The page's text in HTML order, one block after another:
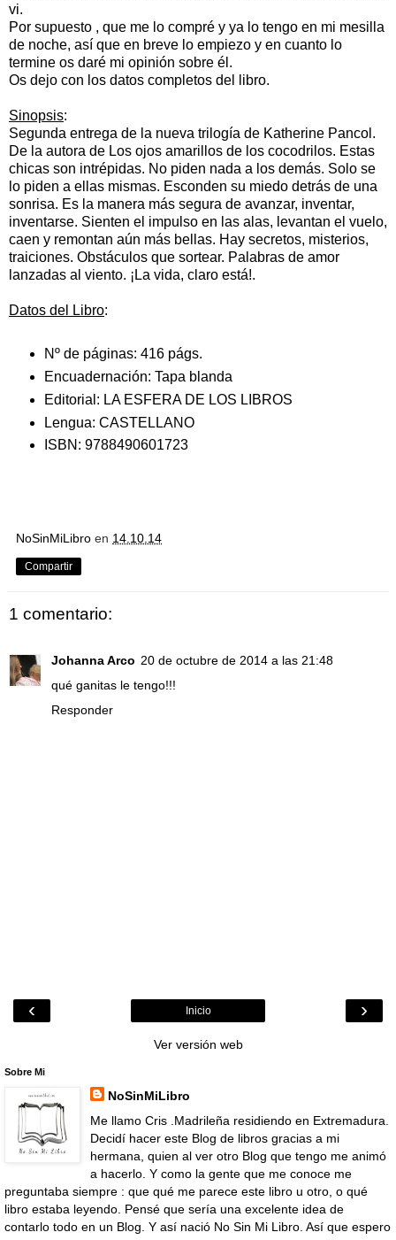
vi.
Por supuesto , que me lo compré y ya lo tengo en mi mesilla
de noche, así que en breve lo empiezo y en cuanto lo
termine os daré mi opinión sobre él.
Os dejo con los datos completos del libro.
Sinopsis:
Segunda entrega de la nueva trilogía de Katherine Pancol.
De la autora de Los ojos amarillos de los cocodrilos. Estas
chicas son intrépidas. No piden nada a los demás. Solo se
lo piden a ellas mismas. Esconden su miedo detrás de una
sonrisa. Es la manera más segura de avanzar, inventar,
inventarse. Sienten el impulso en las alas, levantan el vuelo,
caen y remontan aún más bellas. Hay secretos, misterios,
traiciones. Obstáculos que sortear. Palabras de amor
lanzadas al viento. ¡La vida, claro está!.
Datos del Libro:
Nº de páginas: 416 págs.
Encuadernación: Tapa blanda
Editorial: LA ESFERA DE LOS LIBROS
Lengua: CASTELLANO
ISBN: 9788490601723
NoSinMiLibro en 14.10.14
Compartir
1 comentario:
Johanna Arco 20 de octubre de 2014 a las 21:48
qué ganitas le tengo!!!
Responder
‹ ›
Inicio
Ver versión web
Sobre Mi
NoSinMiLibro
Me llamo Cris .Madrileña residiendo en Extremadura.
Decidí hacer este Blog de libros gracias a mi
hermana, quien al ver otro Blog que tengo me animó
a hacerlo. Y como la gente que me conoce me
preguntaba siempre : que qué me parece este libro u otro, o qué
libro estaba leyendo. Pensé que sería una excelente idea de
contarlo todo en un Blog. Y así nació No Sin Mi Libro. Así que espero